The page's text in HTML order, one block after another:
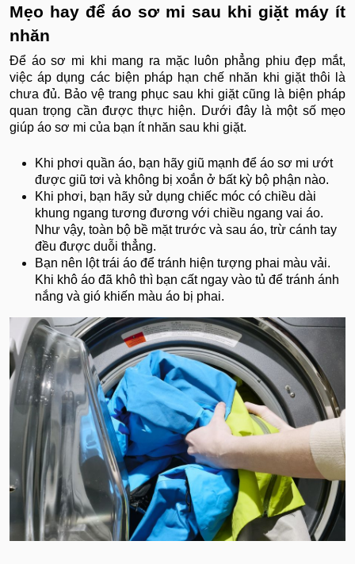
Mẹo hay để áo sơ mi sau khi giặt máy ít
nhăn
Để áo sơ mi khi mang ra mặc luôn phẳng phiu đẹp mắt,
việc áp dụng các biện pháp hạn chế nhăn khi giặt thôi là
chưa đủ. Bảo vệ trang phục sau khi giặt cũng là biện pháp
quan trọng cần được thực hiện. Dưới đây là một số mẹo
giúp áo sơ mi của bạn ít nhăn sau khi giặt.
Khi phơi quần áo, bạn hãy giũ mạnh để áo sơ mi ướt
được giũ tơi và không bị xoắn ở bất kỳ bộ phận nào.
Khi phơi, bạn hãy sử dụng chiếc móc có chiều dài
khung ngang tương đương với chiều ngang vai áo.
Như vậy, toàn bộ bề mặt trước và sau áo, trừ cánh tay
đều được duỗi thẳng.
Bạn nên lột trái áo để tránh hiện tượng phai màu vải.
Khi khô áo đã khô thì bạn cất ngay vào tủ để tránh ánh
nắng và gió khiến màu áo bị phai.